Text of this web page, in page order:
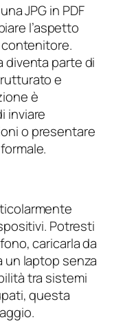
JPG in PDF
l’aspetto
contenitore.
diventa parte di
e
è
inviare
o presentare
Potresti
caricarla da
un laptop senza
tra sistemi
questa